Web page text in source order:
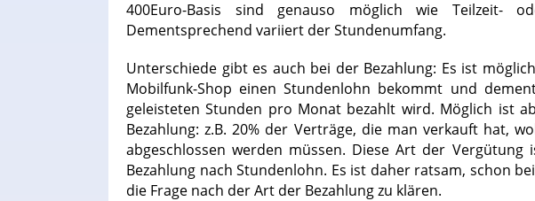
400Euro-Basis sind genauso möglich wie Teilzeit-
Dementsprechend variiert der Stundenumfang.
Unterschiede gibt es auch bei der Bezahlung: Es ist
Mobilfunk-Shop einen Stundenlohn bekommt und
geleisteten Stunden pro Monat bezahlt wird. Möglich ist
Bezahlung: z.B. 20% der Verträge, die man verkauft hat,
abgeschlossen werden müssen. Diese Art der
Bezahlung nach Stundenlohn. Es ist daher ratsam, schon
die Frage nach der Art der Bezahlung zu klären.